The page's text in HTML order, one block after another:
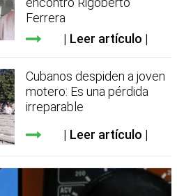
Ferrera
Leer artículo
Cubanos despiden a joven
motero: Es una pérdida
irreparable
Leer artículo